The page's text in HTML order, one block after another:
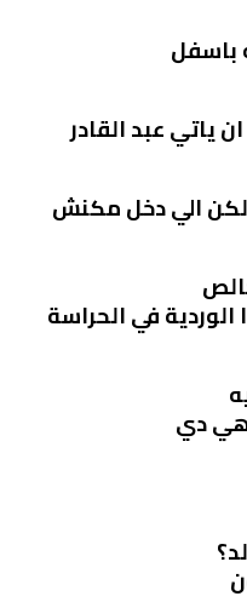
باسفل
ياتي عبد القادر
لكن الي دخل مكنش
في الحراسة
هي دي